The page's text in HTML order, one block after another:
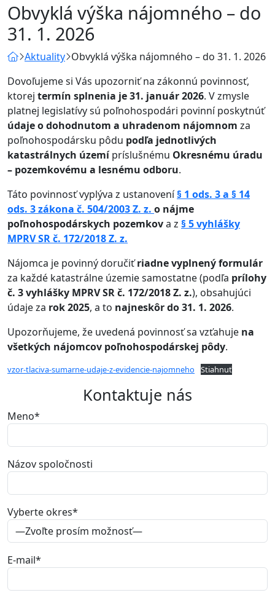
Obvyklá výška nájomného – do
31. 1. 2026
Aktuality Obvyklá výška nájomného – do 31. 1. 2026
Dovoľujeme si Vás upozorniť na zákonnú povinnosť,
ktorej termín splnenia je 31. január 2026. V zmysle
platnej legislatívy sú poľnohospodári povinní poskytnúť
údaje o dohodnutom a uhradenom nájomnom za
poľnohospodársku pôdu podľa jednotlivých
katastrálnych územípríslušnému Okresnému úradu
– pozemkovému a lesnému odboru.
Táto povinnosť vyplýva z ustanovení§ 1 ods. 3 a § 14
ods. 3 zákona č. 504/2003 Z. z. o nájme
poľnohospodárskych pozemkova z § 5 vyhlášky
MPRV SR č. 172/2018 Z. z.
Nájomca je povinný doručiťriadne vyplnený formulár
za každé katastrálne územie samostatne (podľa prílohy
č. 3 vyhlášky MPRV SR č. 172/2018 Z. z.), obsahujúci
údaje za rok 2025, a to najneskôr do 31. 1. 2026.
Upozorňujeme, že uvedená povinnosť sa vzťahuje na
všetkých nájomcov poľnohospodárskej pôdy.
vzor-tlaciva-sumarne-udaje-z-evidencie-najomneho Stiahnuť
Kontaktuje nás
Meno*
Názov spoločnosti
Vyberte okres*
E-mail*